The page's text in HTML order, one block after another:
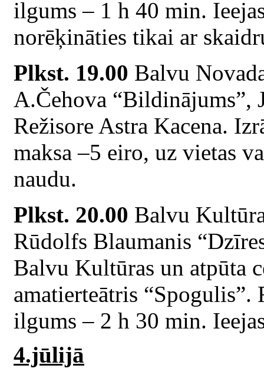
ilgums – 1 h 40 min.
norēķināties tikai ar
Plkst. 19.00 Balvu
A.Čehova “Bildinājums”,
Režisore Astra Kacena.
maksa –5 eiro, uz vietas
naudu.
Plkst. 20.00 Balvu
Rūdolfs Blaumanis
Balvu Kultūras un atpūta
amatierteātris “Spogulis”.
ilgums – 2 h 30 min.
4.jūlijā